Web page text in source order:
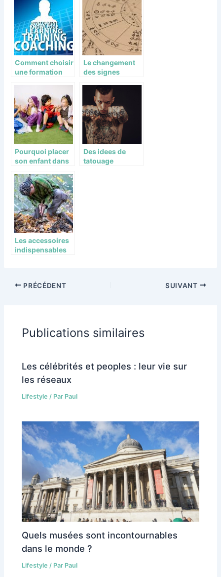
une balançoire mettre !
Comment choisir
une formation
Le changement
des signes
selon la NASA
Pourquoi placer
son enfant dans
sensorielle ?
Des idees de
tatouage
Les accessoires
indispensables
PRÉCÉDENT SUIVANT
Publications similaires
Les célébrités et peoples : leur vie sur
les réseaux
Lifestyle / Par Paul
Quels musées sont incontournables
dans le monde ?
Lifestyle / Par Paul